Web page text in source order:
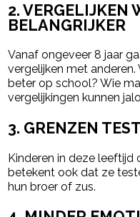
2. VERGELIJKEN
BELANGRIJKER
Vanaf ongeveer 8 jaar
vergelijken met
beter op school? Wie
vergelijkingen kunnen
3. GRENZEN
Kinderen in deze leeftijd
betekent ook dat ze
hun broer of zus.